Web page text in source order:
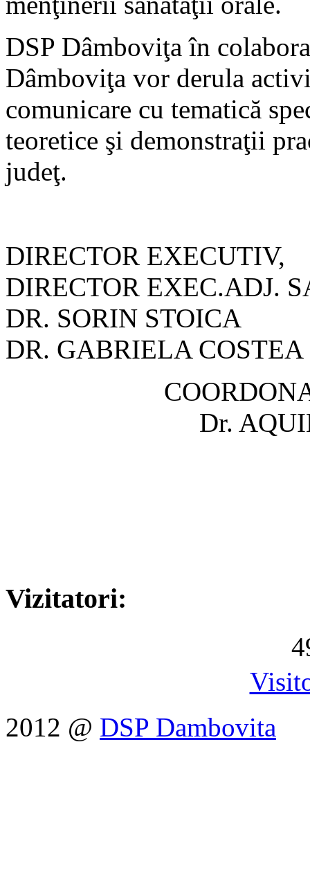
DSP Dâmboviţa în
Dâmboviţa vor derula
comunicare cu tematică
teoretice şi demonstraţii
judeţ.
DIRECTOR EXEC.ADJ.
DR.
DR. GABRIELA COSTEA
Dr.
Vizitatori:
4
2012 @ DSP Dambovita